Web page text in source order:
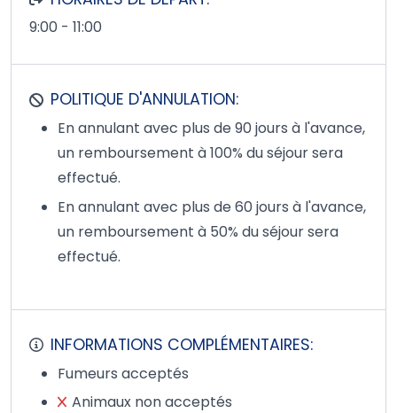
9:00 - 11:00
POLITIQUE D'ANNULATION:
En annulant avec plus de 90 jours à l'avance,
un remboursement à 100% du séjour sera
effectué.
En annulant avec plus de 60 jours à l'avance,
un remboursement à 50% du séjour sera
effectué.
INFORMATIONS COMPLÉMENTAIRES:
Fumeurs acceptés
Animaux non acceptés